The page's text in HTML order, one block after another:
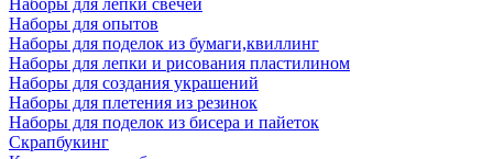
Наборы для лепки свечей
Наборы для опытов
Наборы для поделок из бумаги,квиллинг
Наборы для лепки и рисования пластилином
Наборы для создания украшений
Наборы для плетения из резинок
Наборы для поделок из бисера и пайеток
Скрапбукинг